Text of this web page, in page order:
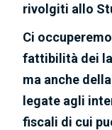
rivolgiti allo
Ci
fattibilità dei
ma anche
legate agli
fiscali di cui